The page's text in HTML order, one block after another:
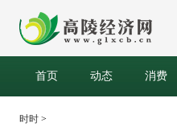
首页 动态 消费
时时 >